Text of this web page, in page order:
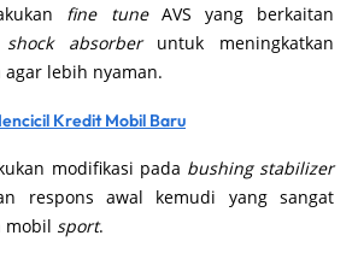
fine tuneAVS yang berkaitan
shock absorberuntuk meningkatkan
lebih nyaman.
Kredit Mobil Baru
modifikasi pada bushing stabilizer
respons awal kemudi yang sangat
mobil sport.